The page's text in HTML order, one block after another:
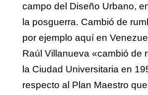
campo del Diseño Urbano,
la posguerra. Cambió de
por ejemplo aquí en
Raúl Villanueva «cambió de
la Ciudad Universitaria en
respecto al Plan Maestro